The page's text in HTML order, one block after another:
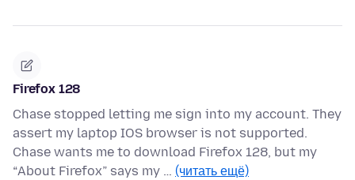
Firefox 128
Chase stopped letting me sign into my account. They
assert my laptop IOS browser is not supported.
Chase wants me to download Firefox 128, but my
“About Firefox” says my … (читать ещё)